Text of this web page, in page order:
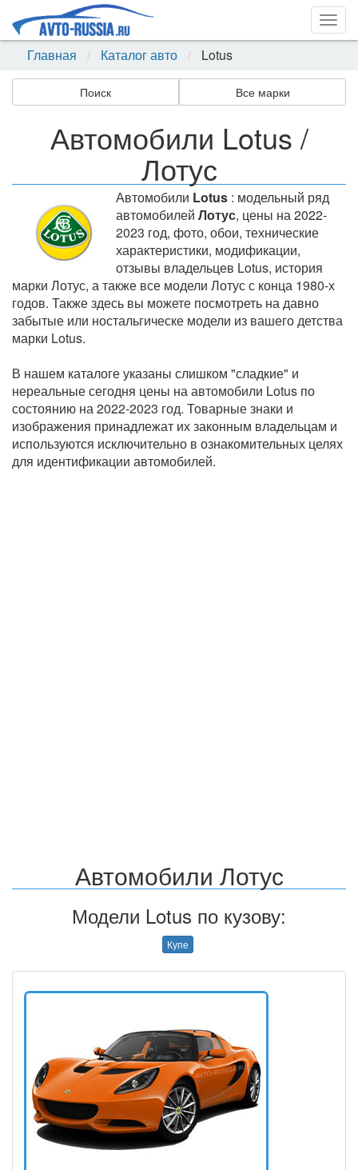
Главная
Каталог авто Lotus
Поиск Все марки
Автомобили Lotus /
Лотус
Автомобили Lotus : модельный ряд
автомобилей Лотус, цены на 2022-
2023 год, фото, обои, технические
характеристики, модификации,
отзывы владельцев Lotus, история
марки Лотус, а также все модели Лотус с конца 1980-х
годов. Также здесь вы можете посмотреть на давно
забытые или ностальгическе модели из вашего детства
марки Lotus.
В нашем каталоге указаны слишком "сладкие" и
нереальные сегодня цены на автомобили Lotus по
состоянию на 2022-2023 год. Товарные знаки и
изображения принадлежат их законным владельцам и
используются исключительно в ознакомительных целях
для идентификации автомобилей.
Автомобили Лотус
Модели Lotus по кузову:
Купе